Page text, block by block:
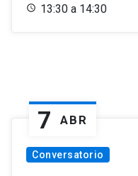
13:30 a 14:30
7 ABR
Conversatorio